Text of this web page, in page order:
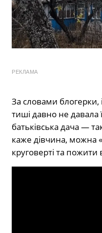
РЕКЛАМА
За словами блогерки,
тиші давно не давала
батьківська дача —
каже дівчина, можна
круговерті та пожити